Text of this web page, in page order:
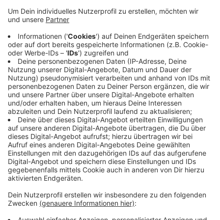
Politik in unserer Stadt. Es gibt mehrere
Tanzflächen mit unterschiedlicher Musik. Die
Kartenpreise beginnen bei 29 Euro und werden
heute Morgen ab 8 Uhr verkauft. Beim letzten
Uniball 2019 waren alle Karten nach wenigen Tagen
weg.
https://www.uniballwuppertal.de/
Veröffentlicht:Montag, 18.07.2022 07:25
Anzeige